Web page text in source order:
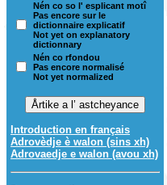
Nén co so l' esplicant motî
Pas encore sur le
dictionnaire explicatif
Not yet on explanatory
dictionnary
Nén co rfondou
Pas encore normalisé
Not yet normalized
Introduction en français
Adrovèdje è walon (sins xh)
Adrovaedje e walon (avou xh)